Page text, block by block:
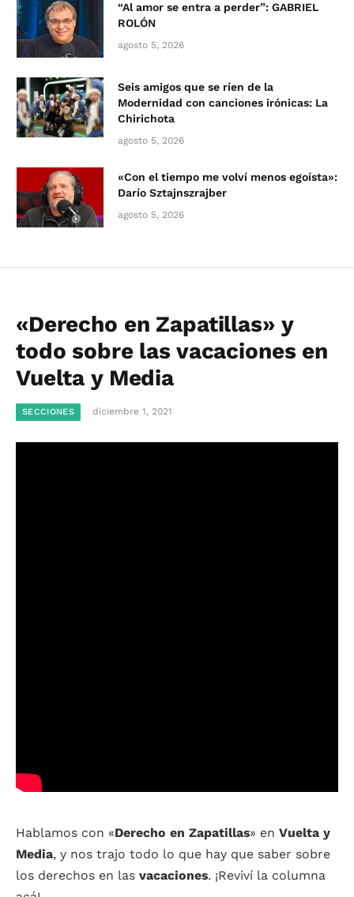
“Al amor se entra a perder”: GABRIEL
ROLÓN
agosto 5, 2026
Seis amigos que se ríen de la
Modernidad con canciones irónicas: La
Chirichota
agosto 5, 2026
«Con el tiempo me volví menos egoísta»:
Darío Sztajnszrajber
agosto 5, 2026
«Derecho en Zapatillas» y
todo sobre las vacaciones en
Vuelta y Media
SECCIONES diciembre 1, 2021
Hablamos con «Derecho en Zapatillas» en Vuelta y
Media, y nos trajo todo lo que hay que saber sobre
los derechos en las vacaciones. ¡Reviví la columna